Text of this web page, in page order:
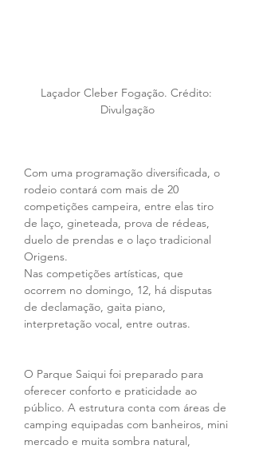
Laçador Cleber Fogação. Crédito:
Divulgação
Com uma programação diversificada, o
rodeio contará com mais de 20
competições campeira, entre elas tiro
de laço, gineteada, prova de rédeas,
duelo de prendas e o laço tradicional
Origens.
Nas competições artísticas, que
ocorrem no domingo, 12, há disputas
de declamação, gaita piano,
interpretação vocal, entre outras.
O Parque Saiqui foi preparado para
oferecer conforto e praticidade ao
público. A estrutura conta com áreas de
camping equipadas com banheiros, mini
mercado e muita sombra natural,